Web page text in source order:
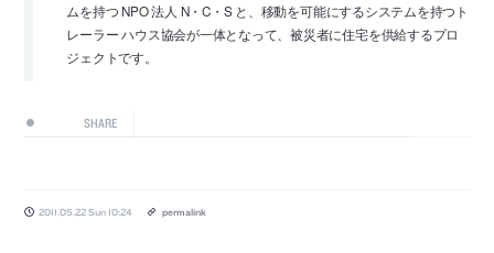
ムを持つ NPO 法人 N・C・S と、移動を可能にするシステムを持つト
レーラー ハウス協会が一体となって、被災者に住宅を供給するプロ
ジェクトです。
SHARE
2011.05.22 Sun 10:24 permalink